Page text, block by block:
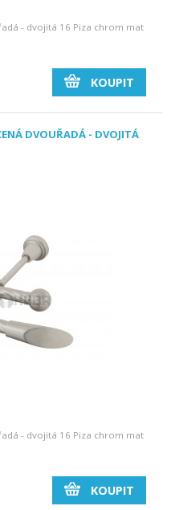
- dvojitá 16 Piza chrom mat
KOUPIT
DVOUŘADÁ - DVOJITÁ
- dvojitá 16 Piza chrom mat
KOUPIT